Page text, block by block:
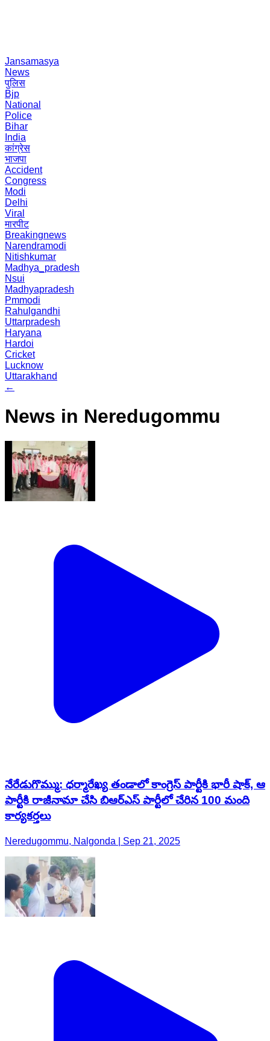
Jansamasya
News
पुलिस
Bjp
National
Police
Bihar
India
कांग्रेस
भाजपा
Accident
Congress
Modi
Delhi
Viral
मारपीट
Breakingnews
Narendramodi
Nitishkumar
Madhya_pradesh
Nsui
Madhyapradesh
Pmmodi
Rahulgandhi
Uttarpradesh
Haryana
Hardoi
Cricket
Lucknow
Uttarakhand
←
News in Neredugommu
నేరేడుగొమ్ము: ధర్మారేఖ్య తండాలో కాంగ్రెస్ పార్టీకి భారీ షాక్, ఆ
పార్టీకి రాజీనామా చేసి బిఆర్ఎస్ పార్టీలో చేరిన 100 మంది
కార్యకర్తలు
Neredugommu, Nalgonda | Sep 21, 2025